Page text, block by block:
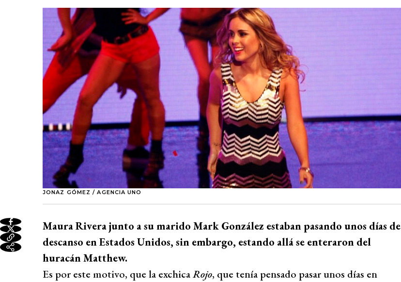
JONAZ GÓMEZ / AGENCIA UNO
Maura Rivera junto a su marido Mark González estaban pasando unos días de
descanso en Estados Unidos, sin embargo, estando allá se enteraron del
huracán Matthew.
Es por este motivo, que la exchicaRojo, que tenía pensado pasar unos días en